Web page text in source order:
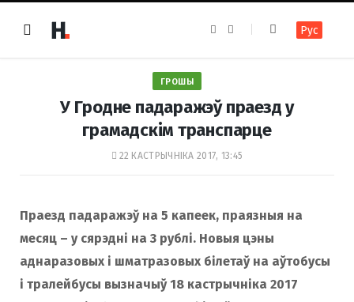
e
k
t
a
m
Рус
ГРОШЫ
У Гродне падаражэў праезд у
грамадскім транспарце
22 КАСТРЫЧНІКА 2017, 13:45
Праезд падаражэў на 5 капеек, праязныя на
месяц – у сярэдні на 3 рублі. Новыя цэны
аднаразовых і шматразовых білетаў на аўтобусы
і тралейбусы вызначыў 18 кастрычніка 2017